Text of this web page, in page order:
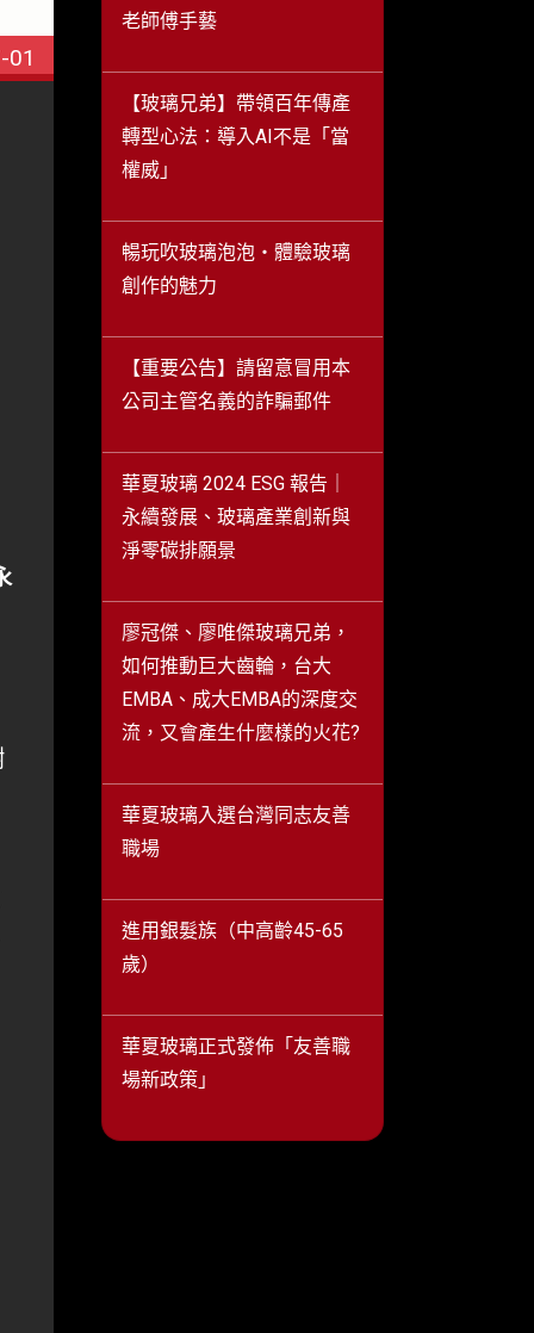
01
老師傅手藝
【玻璃兄弟】帶領百年傳產
轉型心法：導入AI不是「當
權威」
暢玩吹玻璃泡泡・體驗玻璃
創作的魅力
【重要公告】請留意冒用本
公司主管名義的詐騙郵件
華夏玻璃 2024 ESG 報告｜
永續發展、玻璃產業創新與
淨零碳排願景
廖冠傑、廖唯傑玻璃兄弟，
如何推動巨大齒輪，台大
EMBA、成大EMBA的深度交
流，又會產生什麼樣的火花?
華夏玻璃入選台灣同志友善
職場
進用銀髮族（中高齡45-65
歲）
華夏玻璃正式發佈「友善職
場新政策」